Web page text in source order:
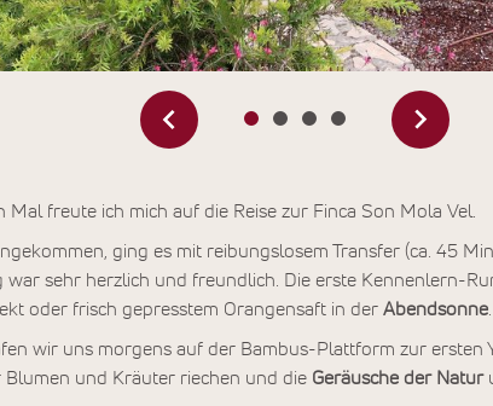
Mal freute ich mich auf die Reise zur Finca Son Mola Vel.
ging es mit reibungslosem Transfer (ca. 45
war sehr herzlich und freundlich. Die erste Kennenlern-
oder frisch gepresstem Orangensaft in der Abendsonne
wir uns morgens auf der Bambus-Plattform zur ersten
und Kräuter riechen und die Geräusche der Natur